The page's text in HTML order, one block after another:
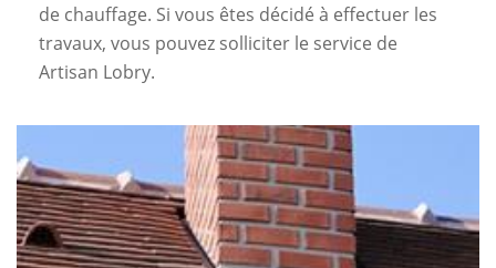
de chauffage. Si vous êtes décidé à effectuer les
travaux, vous pouvez solliciter le service de
Artisan Lobry.